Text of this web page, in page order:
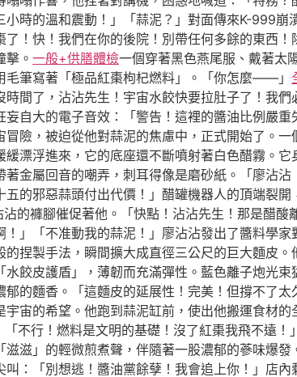
時的溫和震動！」「蒜泥？」對面傳來K-999
！快！我們在你的後院！別帶任何多餘的東西
。 一般+供膳體檢一個穿著黑色燕尾服、戴著太
毛筆寫著「極品紅棗枸杞燃料」。「你怎麼——」
間了，沾沾先生！宇宙水餃快要拉肚子了！我
自大的電子音效：「警告！這裡的醬油比例嚴
險，被迫從他對蒜泥的焦慮中，正式開始了。
漂浮進來，它的底座還不斷噴射著白色醋霧。
金屬回音的嘲弄，刺耳得像是磨砂紙。「廖沾
的邪惡蒜頭付出代價！」醋罐機器人的頂端裂
的褲腳催促著他。「快點！沾沾先生！那是醋
」「不准動我的蒜泥！」廖沾沾發出了醬料學
捏製手法，瞬間擴大成直徑三公尺的巨大麵皮
餃皮護盾」，薄韌而充滿彈性。藍色離子炮光
的麵香。「這麵皮的延展性！完美！但撐不了
宇宙的希望。他跑到蒜泥缸前，使出他搬運食材
不行！燃料是文明的基礎！沒了紅棗我飛不遠
滋滋」的輕微煎煮聲，伴隨著一股濃郁的蔘味爆
：「別想逃！醬油黨餘孽！我會追上你！」店